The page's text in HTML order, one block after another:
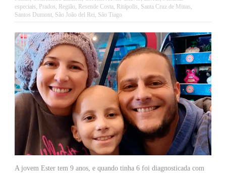
especiais, Prados, Região, Resende Costa, Ritápolis, Santa Cruz de Minas,
Santos Dumont, São João del Rei, São Tiago
A jovem Ester tem 9 anos, e quando tinha 6 foi diagnosticada com